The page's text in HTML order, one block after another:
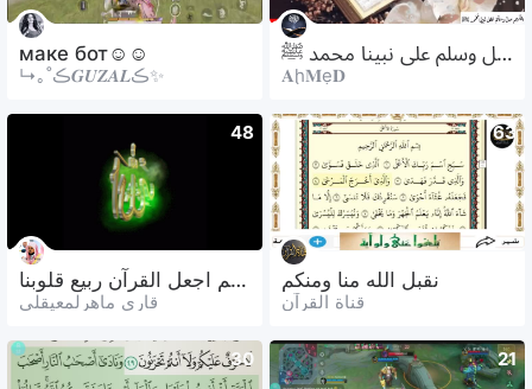
маке бот☺️☺️
↳｡˚ڪ𝑮𝑼𝒁𝑨𝑳ڪ✨
اللهم صل وسلم على نبينا محمد ﷺ
𝐀ḩ𝐌ẹ𝐃
48
اللهم اجعل القرآن ربیع قلوبنا
قاری ماھرلمعیقلی
63
نقبل الله منا ومنكم
قناة القرآن
30 21